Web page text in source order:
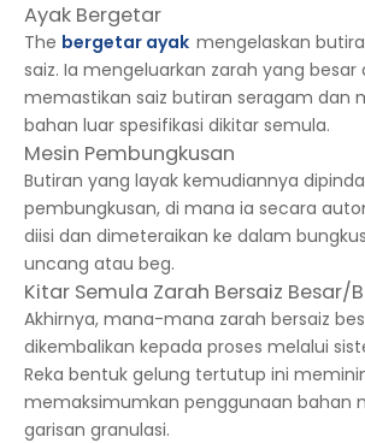
Ayak Bergetar
The bergetar ayak mengelaskan
saiz. Ia mengeluarkan zarah yang besar
memastikan saiz butiran seragam dan
bahan luar spesifikasi dikitar semula.
Mesin Pembungkusan
Butiran yang layak kemudiannya
pembungkusan, di mana ia secara
diisi dan dimeteraikan ke dalam
uncang atau beg.
Kitar Semula Zarah Bersaiz Besar/
Akhirnya, mana-mana zarah bersaiz
dikembalikan kepada proses melalui
Reka bentuk gelung tertutup ini
memaksimumkan penggunaan bahan
garisan granulasi.